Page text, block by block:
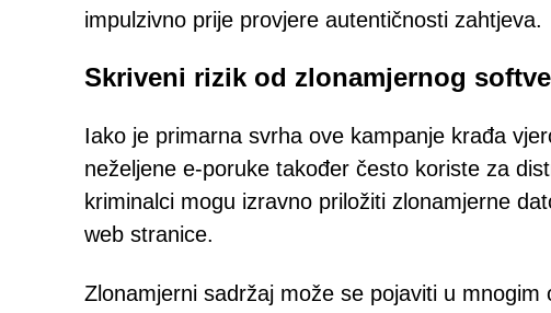
impulzivno prije provjere autentičnosti zahtjeva.
Skriveni rizik od zlonamjernog
Iako je primarna svrha ove kampanje krađa
neželjene e-poruke također često koriste za
kriminalci mogu izravno priložiti zlonamjerne
web stranice.
Zlonamjerni sadržaj može se pojaviti u